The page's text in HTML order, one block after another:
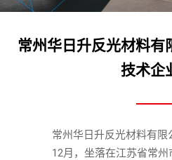
常州华日升反光材料有
技术企
常州华日升反光材料有限
12月，坐落在江苏省常